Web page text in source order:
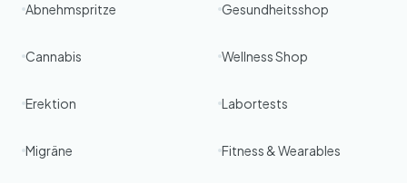
Abnehmspritze
Cannabis
Erektion
Migräne
Gesundheitsshop
Wellness Shop
Labortests
Fitness & Wearables